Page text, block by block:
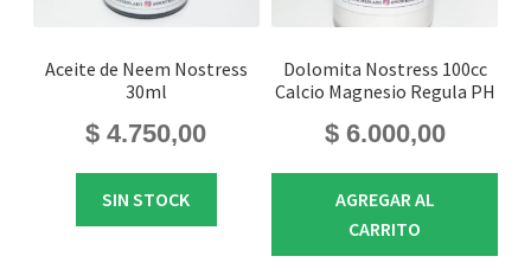
Aceite de Neem Nostress
30ml
$ 4.750,00
SIN STOCK
Dolomita Nostress 100cc
Calcio Magnesio Regula PH
$6.000,00
AGREGAR AL
CARRITO